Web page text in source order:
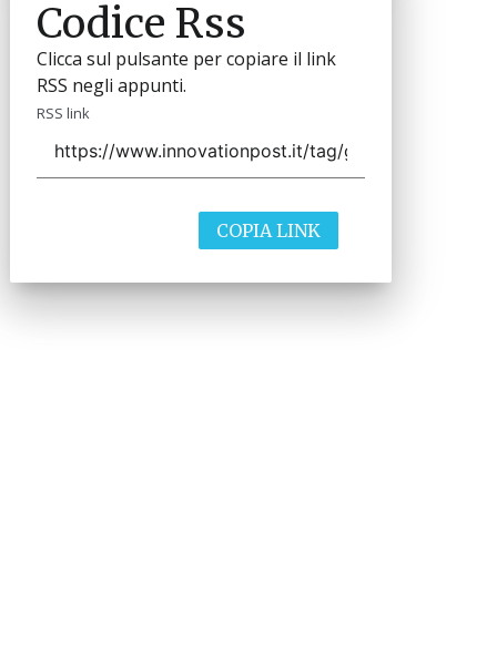
Codice Rss
Clicca sul pulsante per copiare il link
RSS negli appunti.
RSS link
COPIA LINK